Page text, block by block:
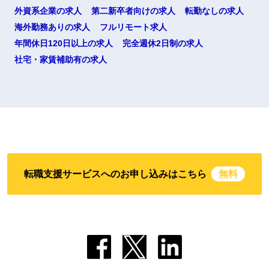
外資系企業の求人
第二新卒者向けの求人
転勤なしの求人
海外勤務ありの求人
フルリモート求人
年間休日120日以上の求人
完全週休2日制の求人
社宅・家賃補助有の求人
転職支援サービスへのお申し込みはこちら 無料